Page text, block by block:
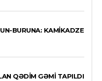
BURUNA: KAMIKADZE
QƏDIM GƏMI TAPILDI